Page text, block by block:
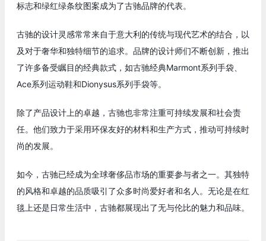
标志和绿红绿条纹图案成为了古驰品牌的代表。
古驰的设计灵感常常来自于意大利的传统与现代艺术的结合，以
及对于奢华和独特细节的追求。品牌的设计师们不断创新，推出
了许多备受瞩目的经典款式，如古驰经典Marmont系列手袋、
Ace系列运动鞋和Dionysus系列手袋等。
除了产品设计上的卓越，古驰也非常注重可持续发展和社会责
任。他们致力于采用环保友好的材料和生产方式，推动可持续时
尚的发展。
如今，古驰已经成为全球奢侈品市场的重要参与者之一。其独特
的风格和卓越的品质吸引了众多时尚爱好者和名人。无论是在红
毯上还是日常生活中，古驰都展现出了无与伦比的魅力和品味。